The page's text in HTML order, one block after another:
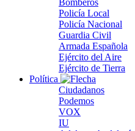
Bomberos
Policía Local
Policía Nacional
Guardia Civil
Armada Española
Ejército del Aire
Ejército de Tierra
Política
Ciudadanos
Podemos
VOX
IU